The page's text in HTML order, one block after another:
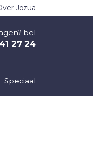
Jozua
bel
27 24
Speciaal